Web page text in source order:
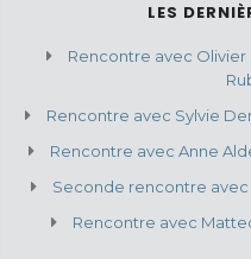
LES
Rencontre avec Olivier
Rencontre avec Sylvie
Rencontre avec Anne
Seconde rencontre
Rencontre avec